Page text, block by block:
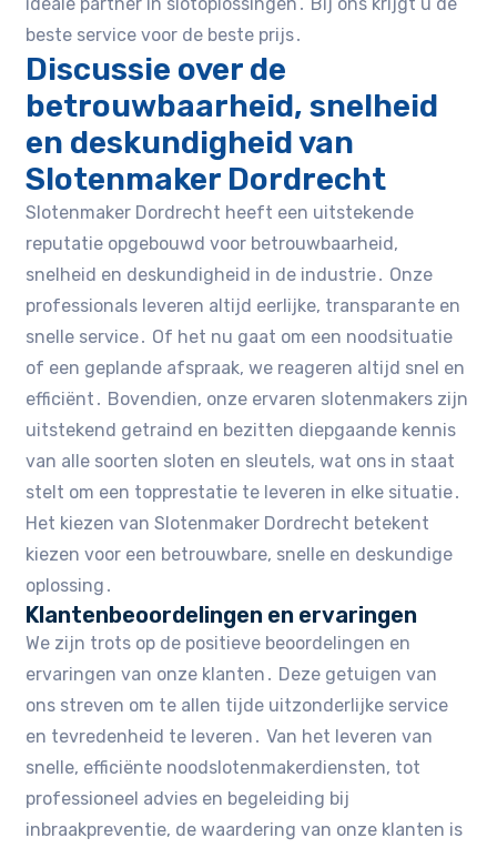
beste service voor de beste prijs․
Discussie over de
betrouwbaarheid, snelheid
en deskundigheid van
Slotenmaker Dordrecht
Slotenmaker Dordrecht heeft een uitstekende
reputatie opgebouwd voor betrouwbaarheid,
snelheid en deskundigheid in de industrie․ Onze
professionals leveren altijd eerlijke, transparante en
snelle service․ Of het nu gaat om een noodsituatie
of een geplande afspraak, we reageren altijd snel en
efficiënt․ Bovendien, onze ervaren slotenmakers zijn
uitstekend getraind en bezitten diepgaande kennis
van alle soorten sloten en sleutels, wat ons in staat
stelt om een topprestatie te leveren in elke situatie․
Het kiezen van Slotenmaker Dordrecht betekent
kiezen voor een betrouwbare, snelle en deskundige
oplossing․
Klantenbeoordelingen en ervaringen
We zijn trots op de positieve beoordelingen en
ervaringen van onze klanten․ Deze getuigen van
ons streven om te allen tijde uitzonderlijke service
en tevredenheid te leveren․ Van het leveren van
snelle, efficiënte noodslotenmakerdiensten, tot
professioneel advies en begeleiding bij
inbraakpreventie, de waardering van onze klanten is